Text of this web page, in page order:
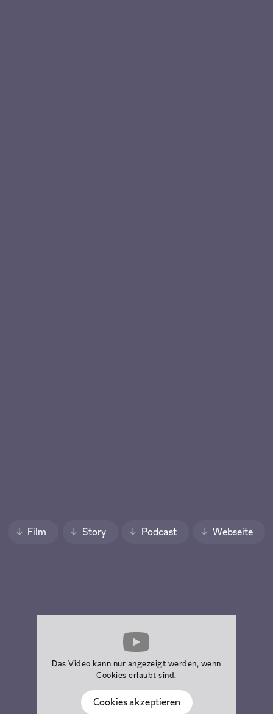
Film Story Podcast Webseite
Das Video kann nur angezeigt werden, wenn
Cookies erlaubt sind.
Cookies akzeptieren